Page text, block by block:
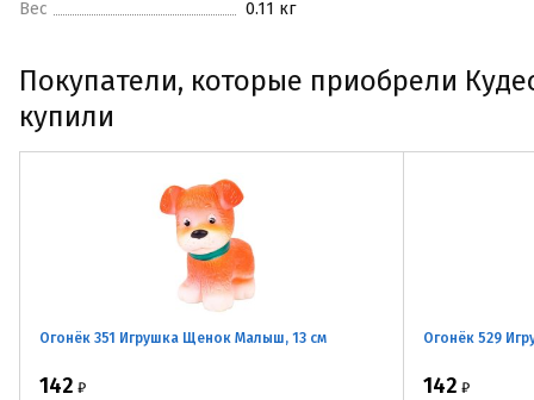
Вес
0.11 кг
Покупатели, которые приобрели
купили
Огонёк 351 Игрушка Щенок Малыш, 13 см
142 ₽
Огонёк 529
142 ₽